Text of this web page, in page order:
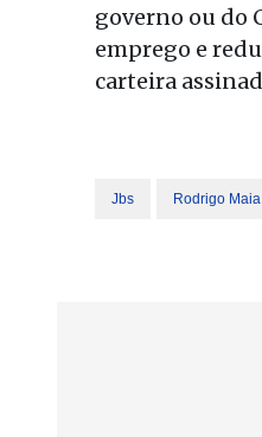
governo ou do
emprego e
carteira
Jbs Rodrigo Maia